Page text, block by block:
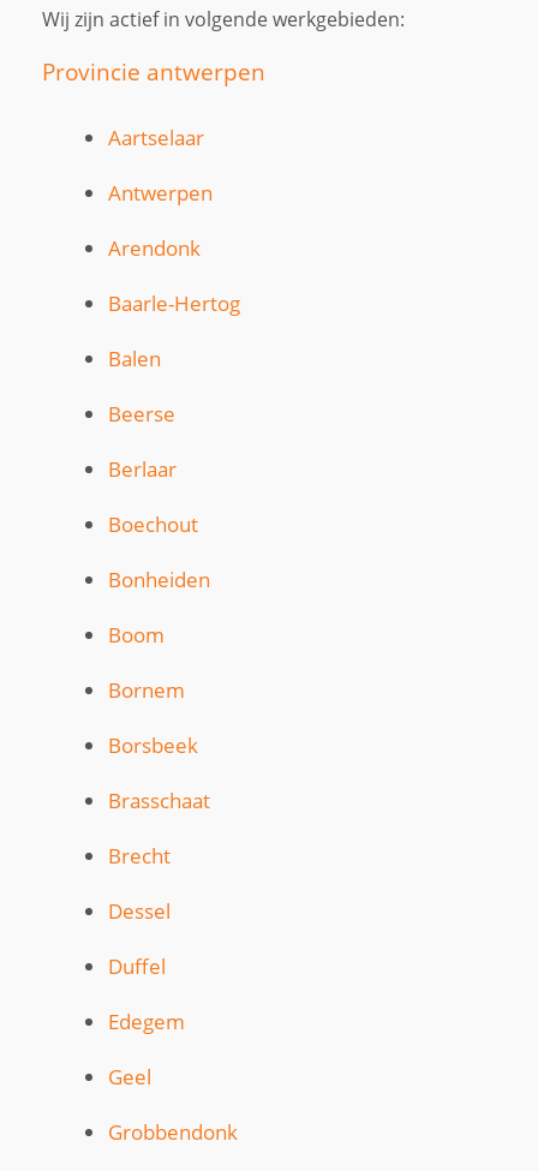
Wij zijn actief in volgende werkgebieden:
Provincie antwerpen
Aartselaar
Antwerpen
Arendonk
Baarle-Hertog
Balen
Beerse
Berlaar
Boechout
Bonheiden
Boom
Bornem
Borsbeek
Brasschaat
Brecht
Dessel
Duffel
Edegem
Geel
Grobbendonk